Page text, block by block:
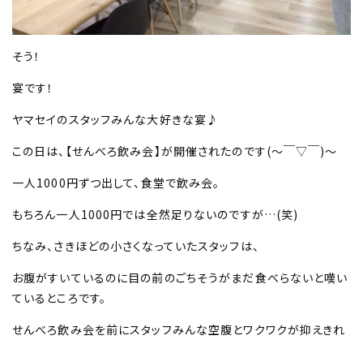
そう！
宴です！
ヤマセイのスタッフみんな大好きな宴♪
この日は、【せんべろ飲み会】が開催されたのです(～￣▽￣)～
一人1000円ずつ出して、食堂で飲み会。
もちろん一人1000円では全然足りないのですが…(笑)
ちなみ、さきほどの小さくなっていたスタッフは、
お腹がすいているのに目の前のごちそうがまだ食べらないと嘆い
ているところです。
せんべろ飲み会を前にスタッフみんな空腹とワクワクが抑えきれ